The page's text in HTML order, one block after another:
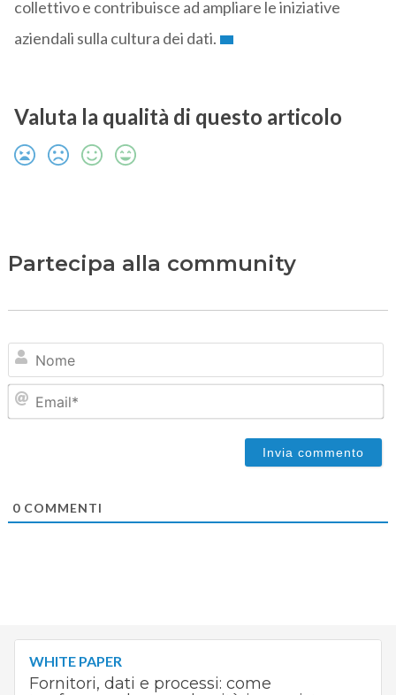
collettivo e contribuisce ad ampliare le iniziative
aziendali sulla cultura dei dati.
Valuta la qualità di questo articolo
Partecipa alla community
0COMMENTI
WHITE PAPER
Fornitori, dati e processi: come